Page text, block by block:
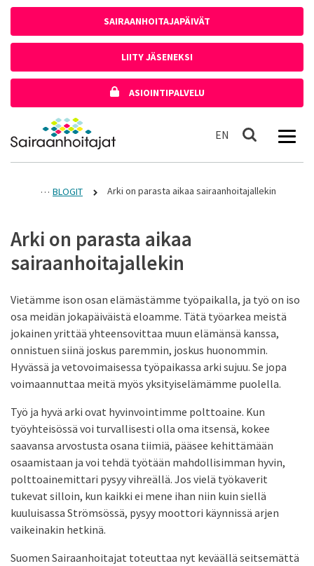
SAIRAANHOITAJAPÄIVÄT
LIITY JÄSENEKSI
ASIOINTIPALVELU
Etusivulle
EN In English
Haku
BLOGIT Arki on parasta aikaa sairaanhoitajallekin
Arki on parasta aikaa
sairaanhoitajallekin
Vietämme ison osan elämästämme työpaikalla, ja työ on iso
osa meidän jokapäiväistä eloamme. Tätä työarkea meistä
jokainen yrittää yhteensovittaa muun elämänsä kanssa,
onnistuen siinä joskus paremmin, joskus huonommin.
Hyvässä ja vetovoimaisessa työpaikassa arki sujuu. Se jopa
voimaannuttaa meitä myös yksityiselämämme puolella.
Työ ja hyvä arki ovat hyvinvointimme polttoaine. Kun
työyhteisössä voi turvallisesti olla oma itsensä, kokee
saavansa arvostusta osana tiimiä, pääsee kehittämään
osaamistaan ja voi tehdä työtään mahdollisimman hyvin,
polttoainemittari pysyy vihreällä. Jos vielä työkaverit
tukevat silloin, kun kaikki ei mene ihan niin kuin siellä
kuuluisassa Strömsössä, pysyy moottori käynnissä arjen
vaikeinakin hetkinä.
Suomen Sairaanhoitajat toteuttaa nyt keväällä seitsemättä